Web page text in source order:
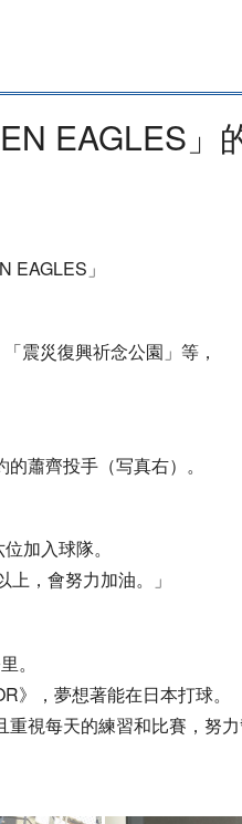
EAGLES」
EAGLES」
震災復興祈念公園」等，
蕭齊投手（写真右）。
加入球隊。
，會努力加油。」
。
》，夢想著能在日本打球。
視每天的練習和比賽，努力